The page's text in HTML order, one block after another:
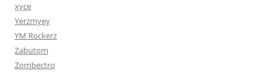
xyce
Yerzmyey
YM Rockerz
Zabutom
Zombectro